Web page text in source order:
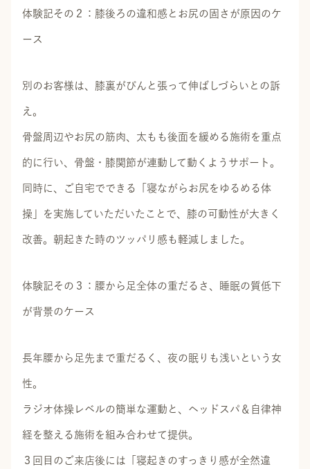
体験記その２：膝後ろの違和感とお尻の固さが原因のケ
ース
別のお客様は、膝裏がぴんと張って伸ばしづらいとの訴
え。
骨盤周辺やお尻の筋肉、太もも後面を緩める施術を重点
的に行い、骨盤・膝関節が連動して動くようサポート。
同時に、ご自宅でできる「寝ながらお尻をゆるめる体
操」を実施していただいたことで、膝の可動性が大きく
改善。朝起きた時のツッパリ感も軽減しました。
体験記その３：腰から足全体の重だるさ、睡眠の質低下
が背景のケース
長年腰から足先まで重だるく、夜の眠りも浅いという女
性。
ラジオ体操レベルの簡単な運動と、ヘッドスパ＆自律神
経を整える施術を組み合わせて提供。
３回目のご来店後には「寝起きのすっきり感が全然違